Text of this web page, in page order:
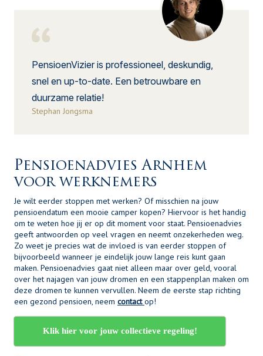
PensioenVizier is professioneel, deskundig,
snel en up-to-date. Een betrouwbare en
duurzame relatie!
Stephan Jongsma
Pensioenadvies Arnhem
voor werknemers
Je wilt eerder stoppen met werken? Of misschien na jouw
pensioendatum een mooie camper kopen? Hiervoor is het handig
om te weten hoe jij er op dit moment voor staat. Pensioenadvies
geeft antwoorden op veel vragen en neemt onzekerheden weg.
Zo weet je precies wat de invloed is van eerder stoppen of
bijvoorbeeld wanneer je eindelijk jouw lange reis kunt gaan
maken. Pensioenadvies gaat niet alleen maar over geld, vooral
over het najagen van jouw dromen en een stappenplan maken om
deze dromen te kunnen vervullen. Neem de eerste stap richting
een gezond pensioen, neem contactop!
Klik hier voor jouw collectieve regeling!